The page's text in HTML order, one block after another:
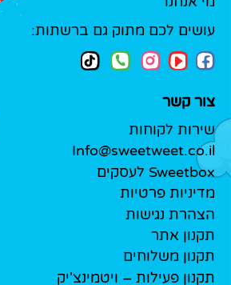
עושים לכם מתוק גם ברשתות:
צור קשר
שירות לקוחות
Info@sweetweet.co.il
Sweetbox לעסקים
מדיניות פרטיות
הצהרת נגישות
תקנון אתר
תקנון משלוחים
תקנון פעילות – ויטמינצ'יק